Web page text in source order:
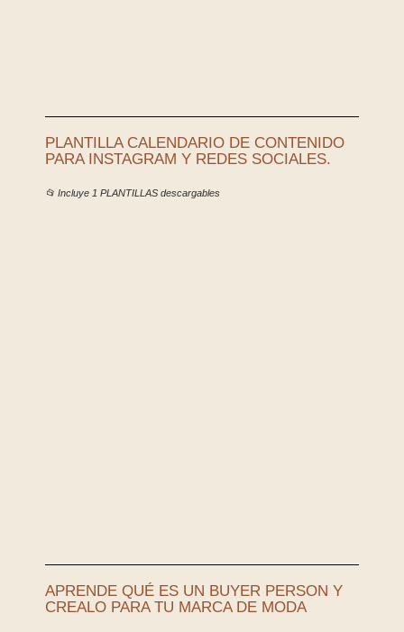
PLANTILLA CALENDARIO DE CONTENIDO
PARA INSTAGRAM Y REDES SOCIALES.
📂 Incluye 1 PLANTILLAS descargables
APRENDE QUÉ ES UN BUYER PERSON Y
CREALO PARA TU MARCA DE MODA